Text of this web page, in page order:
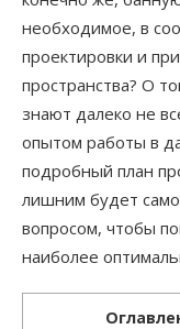
необходимое, в
проектировки и
пространства? О
знают далеко не
опытом работы в
подробный план
лишним будет
вопросом, чтобы
наиболее